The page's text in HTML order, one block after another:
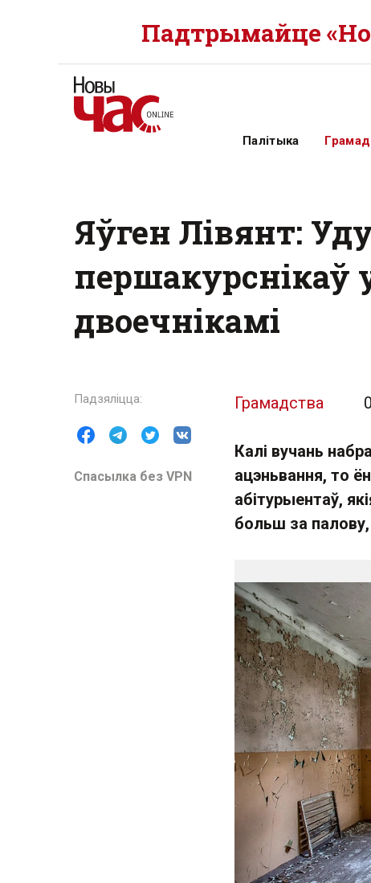
Падтрымайце
Палітыка
Яўген Лівянт:
першакурснікаў
двоечнікамі
Спасылка без VPN
Грамадства
Калі вучань
ацэньвання, то
абітурыентаў,
больш за палову,